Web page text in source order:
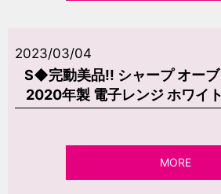
2023/03/04
S◆完動美品!! シャープ オー
2020年製 電子レンジ ホワイ
MORE